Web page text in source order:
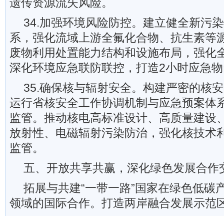
遗传资源流失风险。
34.加强环境风险防控。建立健全新污
系，强化流域上游全氟化合物、抗生素等
废物利用处置能力结构和设施布局，强化
深化环境应急联防联控，打造2小时应急
35.确保核与辐射安全。构建严密的核
运行省核安全工作协调机制与应急预案体
监管。推动核电高标准设计、高质量建设
放射性、电磁辐射污染防治，强化核技术
监管。
五、开放共享共赢，深化绿色发展合作
拓展与共建“一带一路”国家在绿色低碳
领域的国际合作。打造两岸融合发展示范